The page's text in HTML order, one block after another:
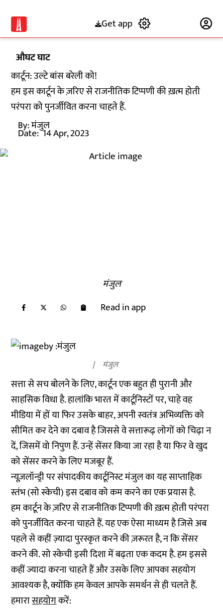
Get app
औघट घाट
कार्टून: उल्टे बांस बरेली को!
हम इस कार्टून के ज़रिए से राजनीतिक टिप्पणी की ख़त्म होती
परंपरा को पुनर्जीवित करना चाहते हैं.
By:मंजुल
Date: 14 Apr, 2023
मंजुल
Read in app
मंजुल
सत्ता से सच बोलने के लिए, कार्टून एक बहुत ही पुरानी और
साहसिक विधा है. हालांकि भारत में कार्टूनिस्टों पर, चाहे वह
मीडिया में हों या फिर उसके बाहर, अपनी स्वतंत्र अभिव्यक्ति को
सीमित कर देने का दबाव है जिससे वे सत्तारूढ़ लोगों को चिढ़ा न
दें, जिसमें वो निपुण हैं. उन्हें सेंसर किया जा रहा है या फिर वे खुद
को सेंसर करने के लिए मजबूर हैं.
न्यूज़लॉन्ड्री पर संपादकीय कार्टूनिस्ट मंजुल का यह साप्ताहिक
स्तंभ (सो स्केची) इस दबाव को कम करने का एक प्रयास है.
हम कार्टून के ज़रिए से राजनीतिक टिप्पणी की ख़त्म होती परंपरा
को पुनर्जीवित करना चाहते हैं. यह एक ऐसा माध्यम है जिसे अब
पहले से कहीं ज़्यादा पुरस्कृत करने की ज़रूरत है, न कि सेंसर
करने की. सो स्केची इसी दिशा में बढ़ता एक कदम है. हम इससे
कहीं ज्यादा करना चाहते हैं और उसके लिए आपका सहयोग
आवश्यक है, क्योंकि हम केवल आपके समर्थन से ही चलते हैं.
हमारासहयोगकरें: